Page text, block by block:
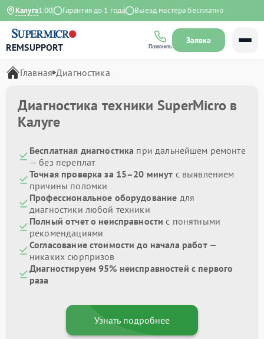
Калуга
до 21:00 Гарантия до 1 года Выезд мастера бесплатно
REMSUPPORT Позвонить
Заявка
Главная Диагностика
Диагностика техники SuperMicro в
Калуге
Бесплатная диагностика при дальнейшем ремонте
— без переплат
Точная проверка за 15–20 минут с выявлением
причины поломки
Профессиональное оборудование для
диагностики любой техники
Полный отчет о неисправности с понятными
рекомендациями
Согласование стоимости до начала работ—
никаких сюрпризов
Диагностируем 95% неисправностей с первого
раза
Узнать подробнее